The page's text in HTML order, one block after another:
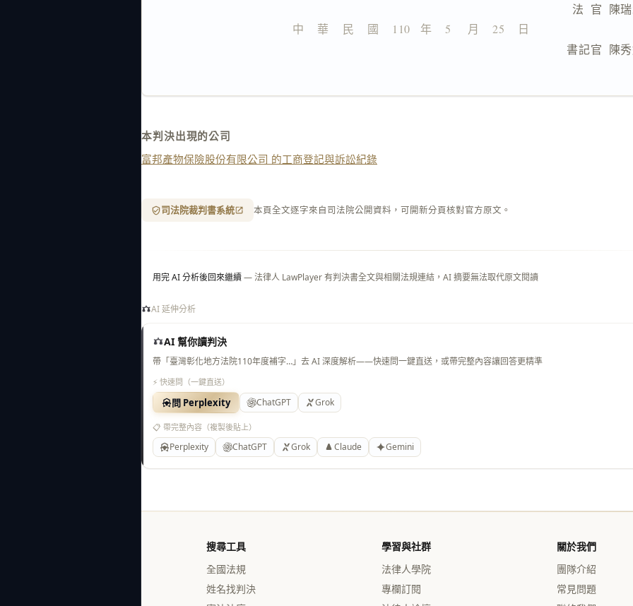
法  官  陳
中    華    民    國    110   年    5     月    25    日
書記官  陳
本判決出現的公司
富邦產物保險股份有限公司 的工商登記與訴訟紀錄
司法院裁判書系統 本頁全文逐字來自司法院公開資料，可開新分頁核對官方原文。
用完 AI 分析後回來繼續— 法律人 LawPlayer 有判決書全文與相關法規連結，AI 摘要無法取代原文閱讀
AI 延伸分析
AI 幫你讀判決
帶「臺灣彰化地方法院110年度補字…」去 AI 深度解析——快速問一鍵直送，或帶完整內容讓回答更精準
⚡ 快速問（一鍵直送）
問 Perplexity ChatGPT Grok
📋 帶完整內容（複製後貼上）
Perplexity ChatGPT Grok Claude Gemini
搜尋工具
全國法規
姓名找判決
學習與社群
法律人學院
專欄訂閱
關於我們
團隊介紹
常見問題